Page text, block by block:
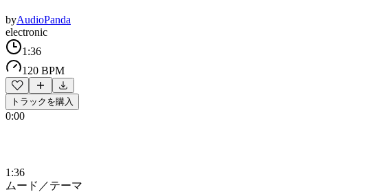
byAudioPanda
electronic
1:36
120 BPM
トラックを購入
0:00
1:36
ムード／テーマ